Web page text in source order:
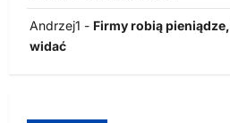
Andrzej1 - Firmy robią
widać